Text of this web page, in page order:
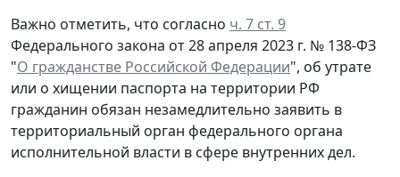
Важно отметить, что согласно ч. 7 ст. 9
Федерального закона от 28 апреля 2023 г. № 138-ФЗ
"О гражданстве Российской Федерации", об утрате
или о хищении паспорта на территории РФ
гражданин обязан незамедлительно заявить в
территориальный орган федерального органа
исполнительной власти в сфере внутренних дел.